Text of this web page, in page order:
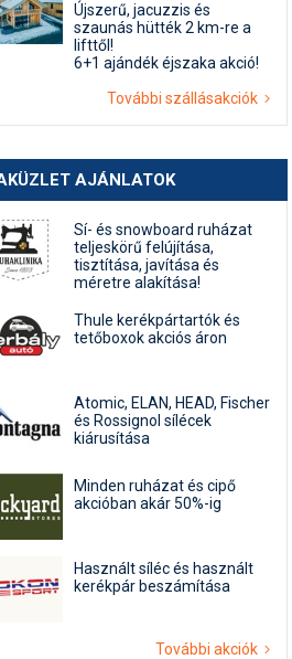
Újszerű, jacuzzis és
szaunás hütték 2 km-re a
lifttől!
6+1 ajándék éjszaka akció!
További szállásakciók
AJÁNLATOK
Sí- és snowboard ruházat
teljeskörű felújítása,
tisztítása, javítása és
méretre alakítása!
Thule kerékpártartók és
tetőboxok akciós áron
Atomic, ELAN, HEAD, Fischer
és Rossignol sílécek
kiárusítása
Minden ruházat és cipő
akcióban akár 50%-ig
Használt síléc és használt
kerékpár beszámítása
További akciók